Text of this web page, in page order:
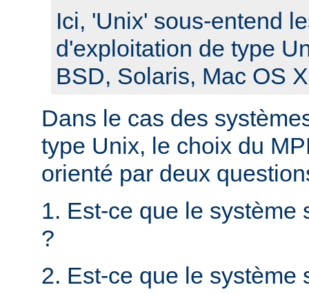
Ici, 'Unix' sous-entend
d'exploitation de type
BSD, Solaris, Mac OS
Dans le cas des
type Unix, le choix du
orienté par deux
1. Est-ce que le système
?
2. Est-ce que le système